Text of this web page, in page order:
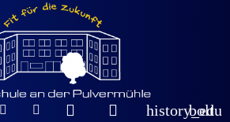
history_edu
bolt